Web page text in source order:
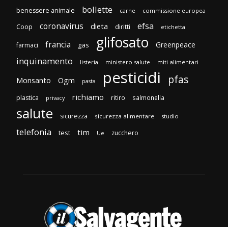
benessere animale bollette carne commissione europea
Coop coronavirus dieta diritti efsa etichetta
farmaci francia gas glifosato Greenpeace
inquinamento listeria ministero salute miti alimentari
Monsanto Ogm pasta pesticidi pfas
plastica privacy richiamo ritiro salmonella
salute sicurezza sicurezza alimentare studio
telefonia test tim Ue zucchero